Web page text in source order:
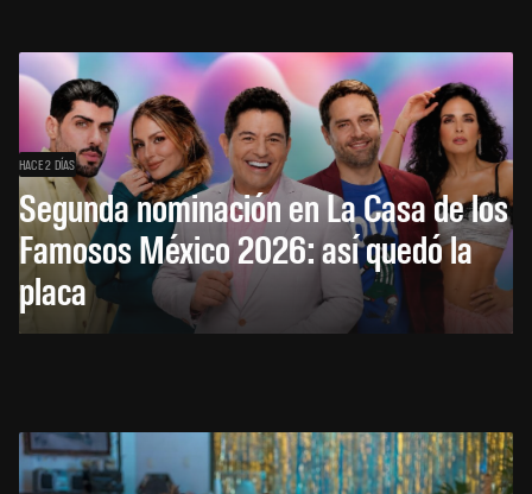
HACE 2 DÍAS
Segunda nominación en La Casa de los
Famosos México 2026: así quedó la
placa